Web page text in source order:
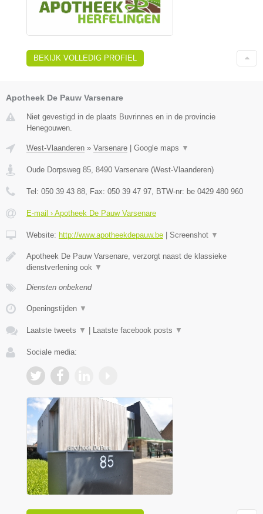
BEKIJK VOLLEDIG PROFIEL
Apotheek De Pauw Varsenare
Niet gevestigd in de plaats Buvrinnes en in de provincie
Henegouwen.
West-Vlaanderen » Varsenare Google maps ▼
Oude Dorpsweg 85 8490 Varsenare (West-Vlaanderen)
Tel: 050 39 43 88 , Fax: 050 39 47 97 , BTW-nr: be 0429 480 960
E-mail › Apotheek De Pauw Varsenare
Website: http://www.apotheekdepauw.be Screenshot ▼
Apotheek De Pauw Varsenare, verzorgt naast de klassieke
dienstverlening ook ▼
Diensten onbekend
Openingstijden ▼
Laatste tweets ▼ Laatste facebook posts ▼
Sociale media: